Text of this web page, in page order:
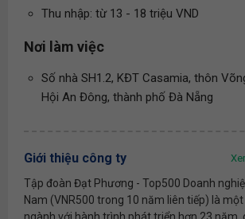
Thu nhập: từ 13 - 18 triệu VND
Nơi làm việc
Số nhà SH1.2, KĐT Casamia, thôn
Hội An Đông, thành phố Đà Nẵng
Giới thiệu công ty
Tập đoàn Đạt Phương - Top500 Doanh
Nam (VNR500 trong 10 năm liên tiếp) là
ngành với hành trình phát triển hơn 23 năm,